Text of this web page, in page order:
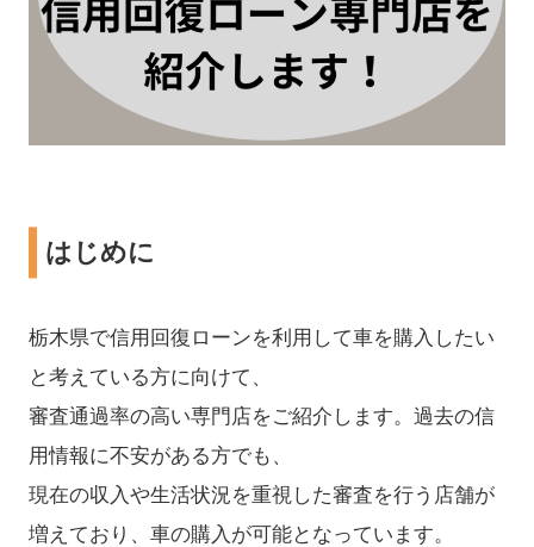
はじめに
栃木県で信用回復ローンを利用して車を購入したい
と考えている方に向けて、
審査通過率の高い専門店をご紹介します。​過去の信
用情報に不安がある方でも、
現在の収入や生活状況を重視した審査を行う店舗が
増えており、車の購入が可能となっています。